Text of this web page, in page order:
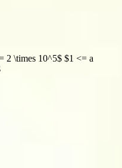
2 \times 10^5$ $1 <= a